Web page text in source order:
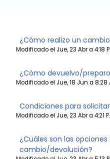
¿Cómo realizo un
Modificado el Jue, 23 Abr a 4:18
¿Cómo devuelvo/
Modificado el Jue, 18 Jun a 8:28
Condiciones para
Modificado el Jue, 23 Abr a 4:21
¿Cuáles son las
cambio/devolución?